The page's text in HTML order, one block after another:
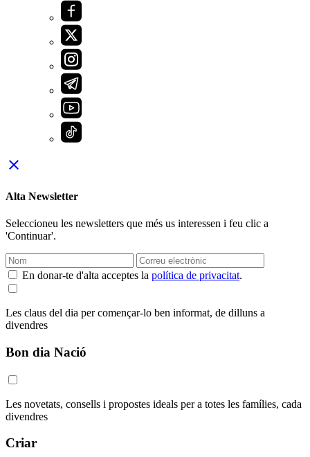
close
Alta Newsletter
Seleccioneu les newsletters que més us interessen i feu clic a
'Continuar'.
En donar-te d'alta acceptes la política de privacitat.
Les claus del dia per començar-lo ben informat, de dilluns a
divendres
Bon dia Nació
Les novetats, consells i propostes ideals per a totes les famílies, cada
divendres
Criar